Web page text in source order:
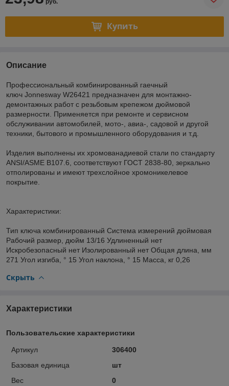
Купить
Описание
Профессиональный комбинированный гаечный
ключ Jonnesway W26421 предназначен для монтажно-
демонтажных работ с резьбовым крепежом дюймовой
размерности. Применяется при ремонте и сервисном
обслуживании автомобилей, мото-, авиа-, садовой и другой
техники, бытового и промышленного оборудования и т.д.
Изделия выполнены их хромованадиевой стали по стандарту
ANSI/ASME B107.6, соответствуют ГОСТ 2838-80, зеркально
отполированы и имеют трехслойное хромоникелевое
покрытие.
Характеристики:
Тип ключа комбинированный Система измерений дюймовая
Рабочий размер, дюйм 13/16 Удлиненный нет
Искробезопасный нет Изолированный нет Общая длина, мм
271 Угол изгиба, ° 15 Угол наклона, ° 15 Масса, кг 0,26
Скрыть
Характеристики
Пользовательские характеристики
Артикул
306400
Базовая единица
шт
Вес
0